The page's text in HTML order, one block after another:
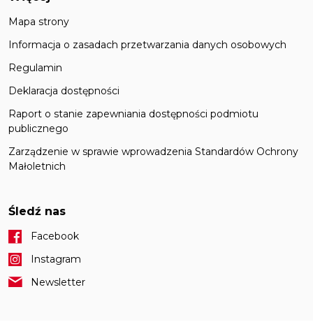
Mapa strony
Informacja o zasadach przetwarzania danych osobowych
Regulamin
Deklaracja dostępności
Raport o stanie zapewniania dostępności podmiotu
publicznego
Zarządzenie w sprawie wprowadzenia Standardów Ochrony
Małoletnich
Śledź nas
Facebook
Instagram
Newsletter